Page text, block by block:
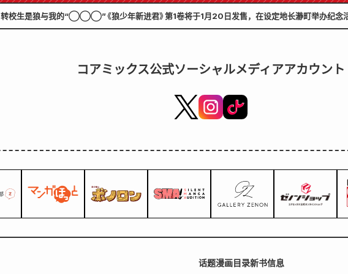
转校生是狼与我的“◯◯◯”《狼少年新进君》第1卷将于1月20日发售，在设定地长瀞町举办纪念
コアミックス公式ソーシャルメディアアカウント
话题漫画目录新书信息